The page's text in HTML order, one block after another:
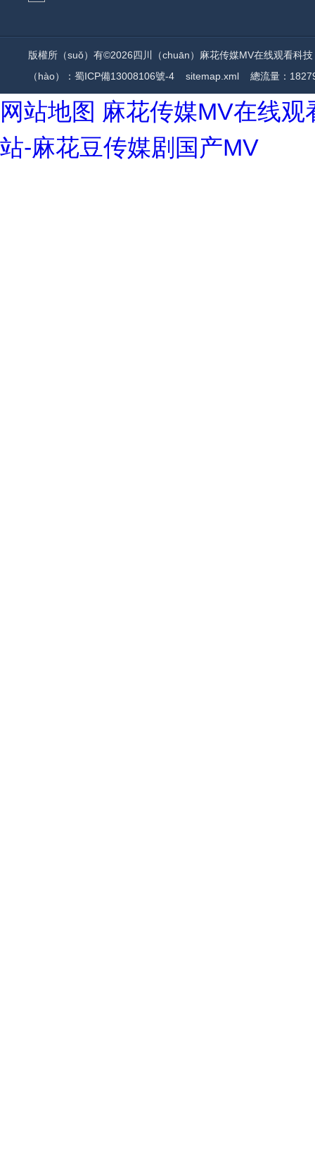
版權所（suǒ）有©2026四川（chuān）麻花传媒MV在线观看
（hào）：蜀ICP備13008106號-4
sitemap.xml 總流量：
网站地图 麻花传媒MV在线
站-麻花豆传媒剧国产MV